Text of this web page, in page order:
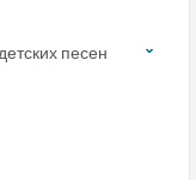
песен